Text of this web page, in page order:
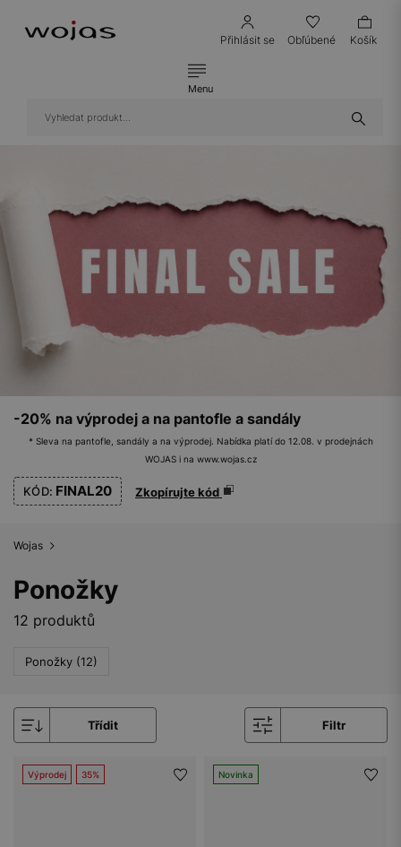
Přihlásit se Obľúbené Košík
Menu
-20% na výprodej a na pantofle a sandály
* Sleva na pantofle, sandály a na výprodej. Nabídka platí do 12.08. v prodejnách
WOJAS i na www.wojas.cz
KÓD: FINAL20 Zkopírujte kód
Wojas
Ponožky
12 produktů
Ponožky (12)
Třídit Filtr
Výprodej 35% Novinka